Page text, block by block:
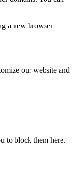
a new browser
our website and
to block them here.